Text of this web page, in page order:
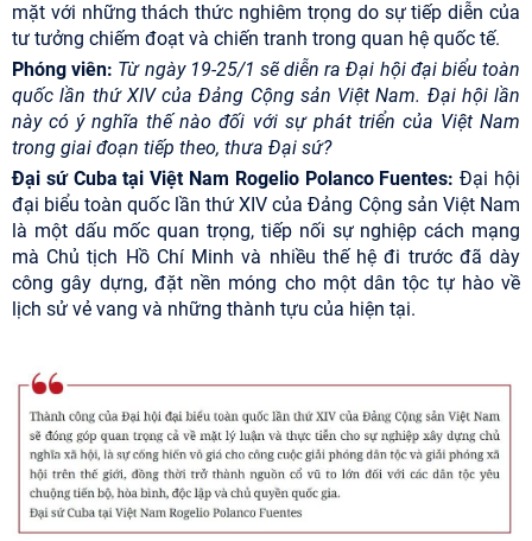
mặt với những thách thức nghiêm trọng do sự tiếp diễn của
tư tưởng chiếm đoạt và chiến tranh trong quan hệ quốc tế.
Phóng viên: Từ ngày 19-25/1 sẽ diễn ra Đại hội đại biểu toàn
quốc lần thứ XIV của Đảng Cộng sản Việt Nam. Đại hội lần
này có ý nghĩa thế nào đối với sự phát triển của Việt Nam
trong giai đoạn tiếp theo, thưa Đại sứ?
Đại sứ Cuba tại Việt Nam Rogelio Polanco Fuentes: Đại hội
đại biểu toàn quốc lần thứ XIV của Đảng Cộng sản Việt Nam
là một dấu mốc quan trọng, tiếp nối sự nghiệp cách mạng
mà Chủ tịch Hồ Chí Minh và nhiều thế hệ đi trước đã dày
công gây dựng, đặt nền móng cho một dân tộc tự hào về
lịch sử vẻ vang và những thành tựu của hiện tại.